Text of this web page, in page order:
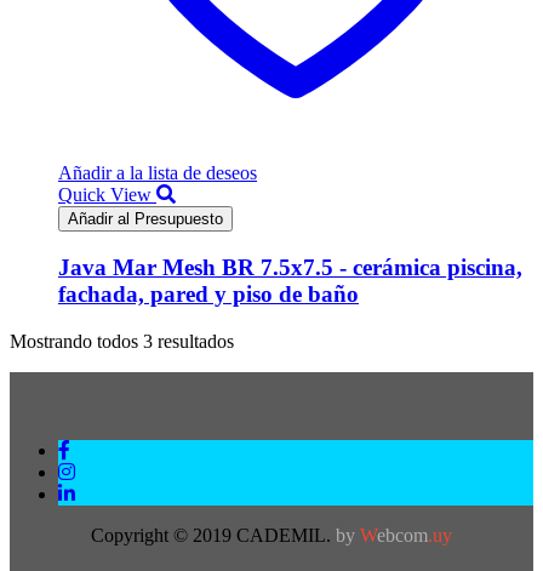
Añadir a la lista de deseos
Quick View
Añadir al Presupuesto
Java Mar Mesh BR 7.5x7.5 - cerámica piscina,
fachada, pared y piso de baño
Mostrando todos 3 resultados
Copyright © 2019 CADEMIL. by Webcom.uy